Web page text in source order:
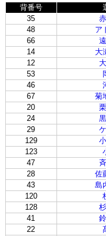
背番号
35
48
ア
66
14
大
12
53
46
67
菊
20
24
29
129
123
47
28
佐
43
島
120
128
41
22